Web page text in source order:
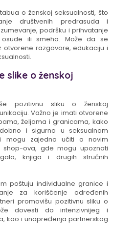
o ženskoj seksualnosti, što
društvenih predrasuda i
podršku i prihvatanje
osude ili smeha. Može da se
razgovore, edukaciju i
slike o ženskoj
pozitivnu sliku o ženskoj
Važno je imati otvorene
željama i granicama, kako
i sigurno u seksualnom
mogu zajedno učiti o novim
ova, gde mogu upoznati
knjiga i drugih stručnih
poštuju individualne granice i
za korišćenje određenih
promovišu pozitivnu sliku o
dovesti do intenzivnijeg i
kao i unapređenja partnerskog